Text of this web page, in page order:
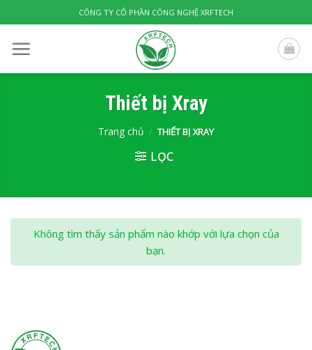
to
content
CÔNG TY CỔ PHẦN CÔNG NGHỆ XRFTECH
Thiết bị Xray
Trang chủ / THIẾT BỊ XRAY
LỌC
Không tìm thấy sản phẩm nào khớp với lựa chọn của
bạn.